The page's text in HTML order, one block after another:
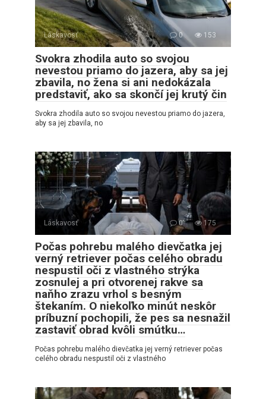
Láskavosť 0 153
Svokra zhodila auto so svojou
nevestou priamo do jazera, aby sa jej
zbavila, no žena si ani nedokázala
predstaviť, ako sa skončí jej krutý čin
Svokra zhodila auto so svojou nevestou priamo do jazera,
aby sa jej zbavila, no
Láskavosť 0 175
Počas pohrebu malého dievčatka jej
verný retriever počas celého obradu
nespustil oči z vlastného strýka
zosnulej a pri otvorenej rakve sa
naňho zrazu vrhol s besným
štekaním. O niekoľko minút neskôr
príbuzní pochopili, že pes sa nesnažil
zastaviť obrad kvôli smútku…
Počas pohrebu malého dievčatka jej verný retriever počas
celého obradu nespustil oči z vlastného